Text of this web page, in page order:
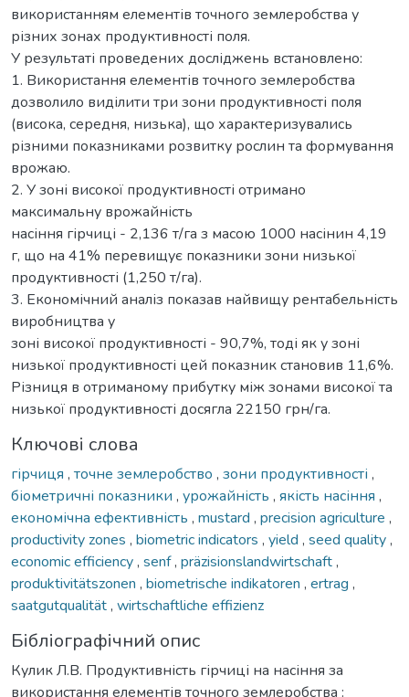
використанням елементів точного землеробства у
різних зонах продуктивності поля.
У результаті проведених досліджень встановлено:
1. Використання елементів точного землеробства
дозволило виділити три зони продуктивності поля
(висока, середня, низька), що характеризувались
різними показниками розвитку рослин та формування
врожаю.
2. У зоні високої продуктивності отримано
максимальну врожайність
насіння гірчиці - 2,136 т/га з масою 1000 насінин 4,19
г, що на 41% перевищує показники зони низької
продуктивності (1,250 т/га).
3. Економічний аналіз показав найвищу рентабельність
виробництва у
зоні високої продуктивності - 90,7%, тоді як у зоні
низької продуктивності цей показник становив 11,6%.
Різниця в отриманому прибутку між зонами високої та
низької продуктивності досягла 22150 грн/га.
Ключові слова
гірчиця , точне землеробство , зони продуктивності ,
біометричні показники , урожайність , якість насіння ,
економічна ефективність , mustard , precision agriculture ,
productivity zones , biometric indicators , yield , seed quality,
economic efficiency, senf, präzisionslandwirtschaft,
produktivitätszonen , biometrische indikatoren , ertrag ,
saatgutqualität, wirtschaftliche effizienz
Бібліографічний опис
Кулик Л.В. Продуктивність гірчиці на насіння за
використання елементів точного землеробства :